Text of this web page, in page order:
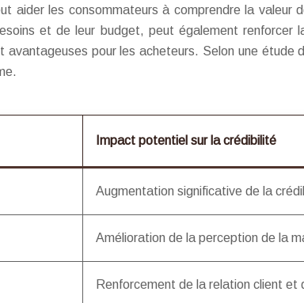
aider les consommateurs à comprendre la
et de leur budget, peut également renforcer
pour les acheteurs. Selon une
Impact potentiel sur la crédibilité
Augmentation significative de la
Amélioration de la perception de la
Renforcement de la relation client et